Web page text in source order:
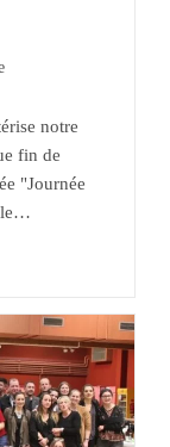
notre
fin de
"Journée